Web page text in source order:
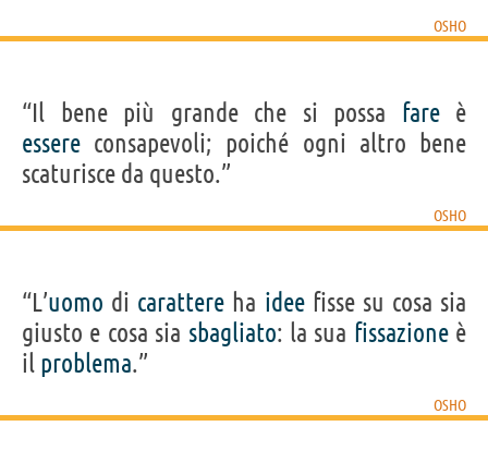
OSHO
“Il bene più grande che si possa fareè
essere consapevoli; poiché ogni altro bene
scaturisce da questo.”
OSHO
“L’uomo di carattere ha ideefisse su cosa sia
giusto e cosa sia sbagliato: la sua fissazioneè
il problema.”
OSHO